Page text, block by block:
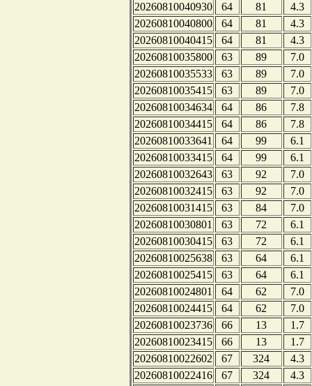
20260810040930
64 81
4.3
20260810040800
64 81
4.3
20260810040415
64 81
4.3
20260810035800
63 89
7.0
20260810035533
63 89
7.0
20260810035415
63 89
7.0
20260810034634
64 86
7.8
20260810034415
64 86
7.8
20260810033641
64 99
6.1
20260810033415
64 99
6.1
20260810032643
63 92
7.0
20260810032415
63 92
7.0
20260810031415
63 84
7.0
20260810030801
63 72
6.1
20260810030415
63 72
6.1
20260810025638
63 64
6.1
20260810025415
63 64
6.1
20260810024801
64 62
7.0
20260810024415
64 62
7.0
20260810023736
66 13
1.7
20260810023415
66 13
1.7
20260810022602
67 324
4.3
20260810022416
67 324
4.3